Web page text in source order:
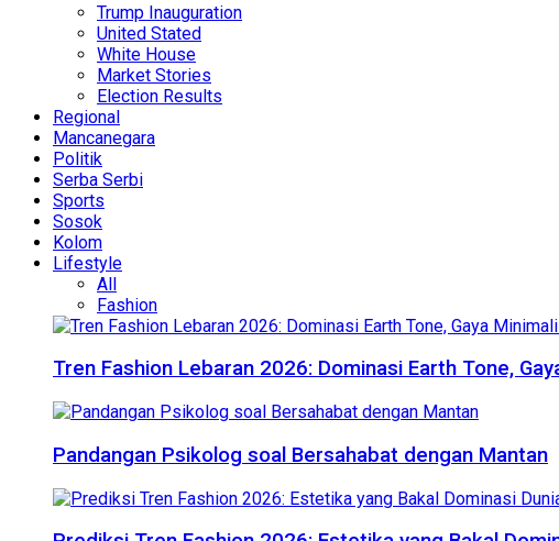
Trump Inauguration
United Stated
White House
Market Stories
Election Results
Regional
Mancanegara
Politik
Serba Serbi
Sports
Sosok
Kolom
Lifestyle
All
Fashion
Tren Fashion Lebaran 2026: Dominasi Earth Tone,
Pandangan Psikolog soal Bersahabat dengan Mantan